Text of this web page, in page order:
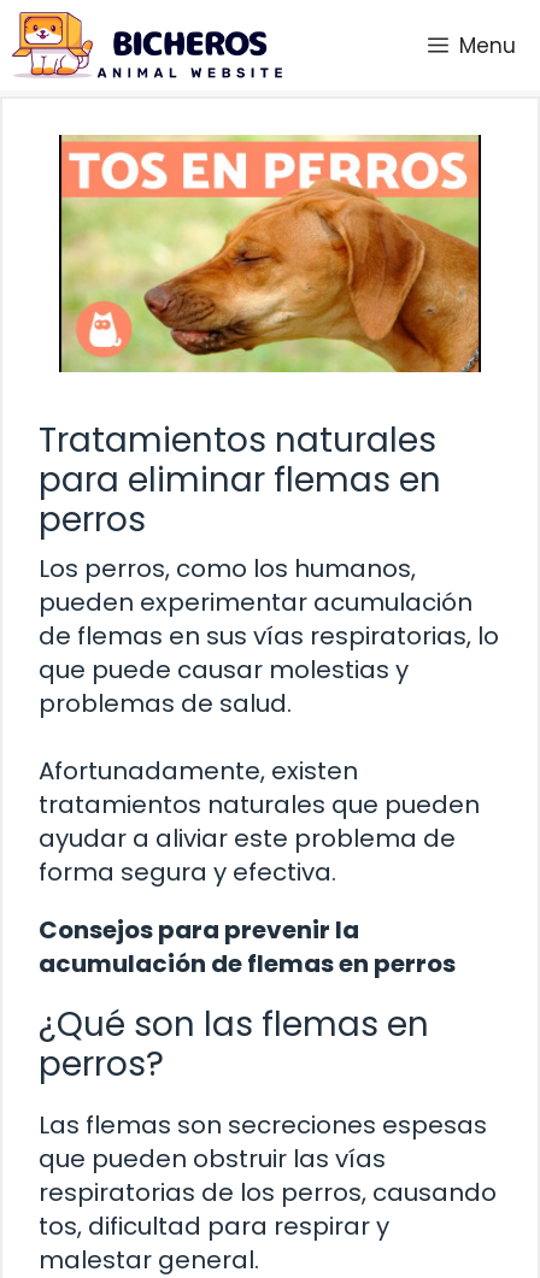
Saltar
al
contenido
Menu
Tratamientos naturales
para eliminar flemas en
perros
Los perros, como los humanos,
pueden experimentar acumulación
de flemas en sus vías respiratorias, lo
que puede causar molestias y
problemas de salud.
Afortunadamente, existen
tratamientos naturales que pueden
ayudar a aliviar este problema de
forma segura y efectiva.
Consejos para prevenir la
acumulación de flemas en perros
¿Qué son las flemas en
perros?
Las flemas son secreciones espesas
que pueden obstruir las vías
respiratorias de los perros, causando
tos, dificultad para respirar y
malestar general.